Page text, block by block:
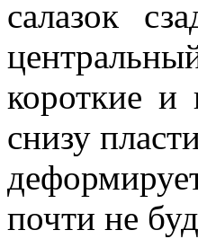
салазок
короткие и
снизу
почти не